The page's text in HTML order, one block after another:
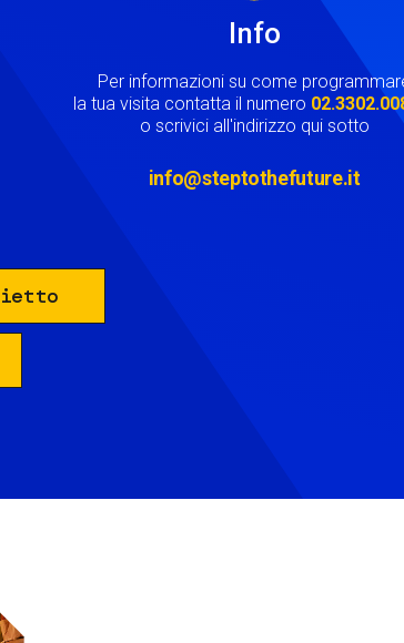
Info
Per informazioni su come
la tua visita contatta il numero
o scrivici all'indirizzo qui sotto
info@steptothefuture.it